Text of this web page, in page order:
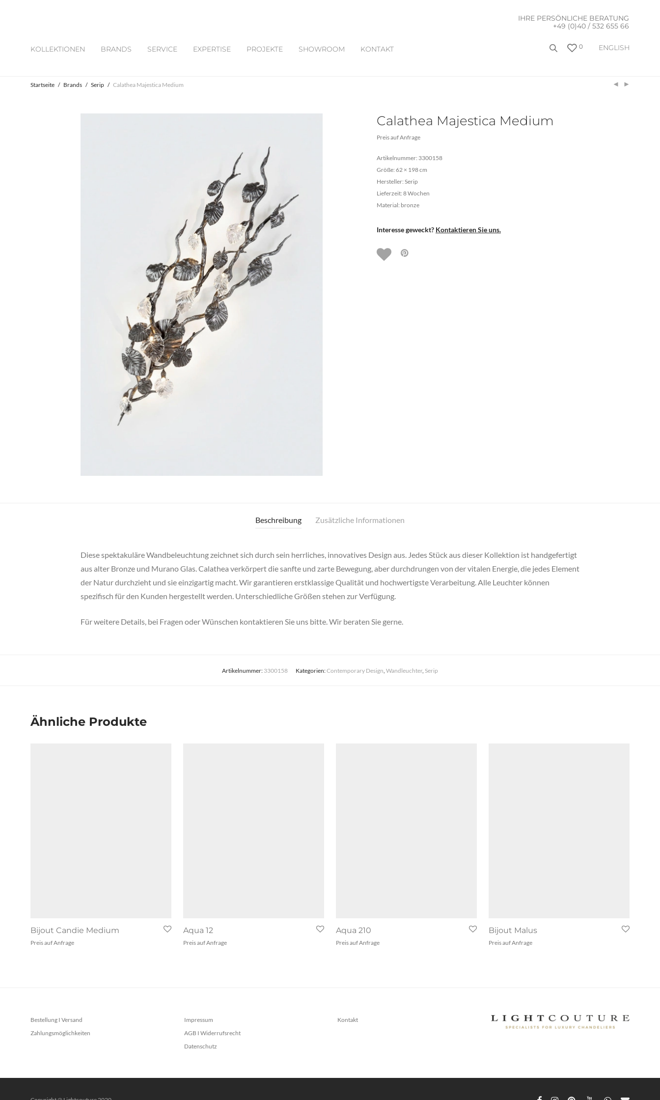
IHRE PERSÖNLICHE BERATUNG
+49 (0)40 / 532 655 66
KOLLEKTIONEN BRANDS SERVICE EXPERTISE PROJEKTE SHOWROOM KONTAKT ENGLISH
0
Startseite / Brands / Serip / Calathea Majestica Medium
Calathea Majestica Medium
Preis auf Anfrage
Artikelnummer: 3300158
Größe: 62 × 198 cm
Hersteller: Serip
Lieferzeit: 8 Wochen
Material: bronze
Interesse geweckt? Kontaktieren Sie uns.
Beschreibung Zusätzliche Informationen
Diese spektakuläre Wandbeleuchtung zeichnet sich durch sein herrliches, innovatives Design aus. Jedes Stück aus dieser Kollektion ist handgefertigt
aus alter Bronze und Murano Glas. Calathea verkörpert die sanfte und zarte Bewegung, aber durchdrungen von der vitalen Energie, die jedes Element
der Natur durchzieht und sie einzigartig macht. Wir garantieren erstklassige Qualität und hochwertigste Verarbeitung. Alle Leuchter können
spezifisch für den Kunden hergestellt werden. Unterschiedliche Größen stehen zur Verfügung.
Für weitere Details, bei Fragen oder Wünschen kontaktieren Sie uns bitte. Wir beraten Sie gerne.
Artikelnummer: 3300158 Kategorien:Contemporary Design, Wandleuchter, Serip
Ähnliche Produkte
Bijout Candie Medium
Preis auf Anfrage
Aqua 12
Preis auf Anfrage
Aqua 210
Preis auf Anfrage
Bijout Malus
Preis auf Anfrage
Bestellung I Versand
Zahlungsmöglichkeiten
Impressum
AGB I Widerrufsrecht
Datenschutz
Kontakt